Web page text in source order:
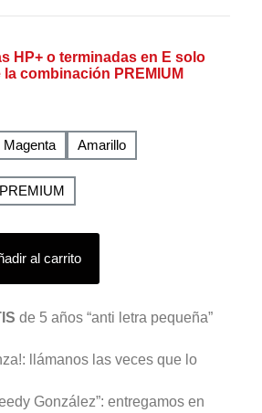
HP+ o terminadas en E solo
combinación PREMIUM
Magenta
Amarillo
PREMIUM
al carrito
de 5 años “anti letra pequeña”
llámanos las veces que lo
González”: entregamos en